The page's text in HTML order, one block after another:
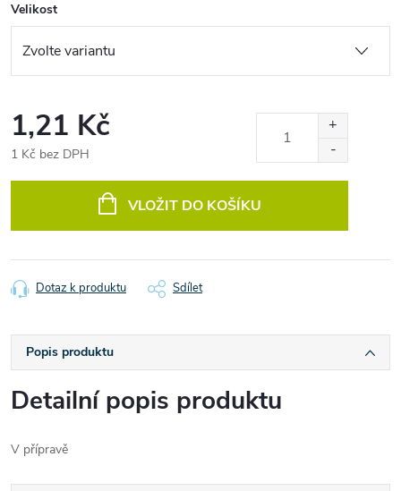
Velikost
1,21 Kč
1 Kč bez DPH
VLOŽIT DO KOŠÍKU
Dotaz k produktu Sdílet
Popis produktu
Detailní popis produktu
V přípravě